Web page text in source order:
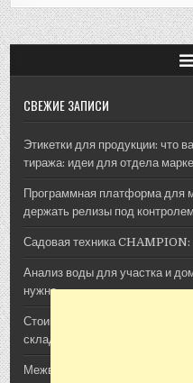
СВЕЖИЕ ЗАПИСИ
Этикетки для продукции: что
тиража: идеи для отдела
Программная платформа для
держать релизы под контролем
Садовая техника CHAMPION:
Анализ воды для участка и
нужна
Стоимость архитектурной 3D-
складывается смета проекта
Межвенцовый утеплитель